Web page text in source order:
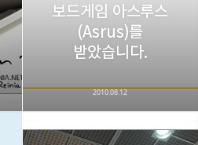
네이버 블로그
보드게임 아스루스
(Asrus)를
받았습니다.
2010.08.12